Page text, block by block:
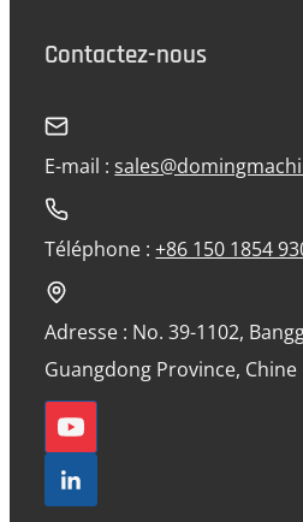
Contactez-nous
E-mail :
Téléphone :+86 150 1854
Adresse : No. 39-1102,
Guangdong Province, Chine